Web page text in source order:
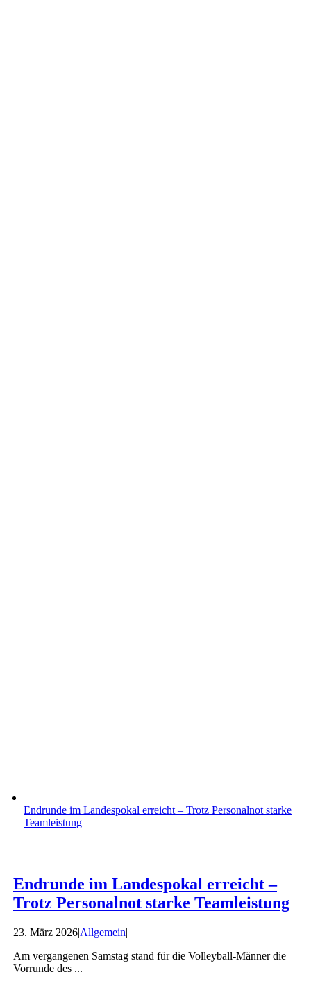
Endrunde im Landespokal erreicht – Trotz Personalnot starke
Teamleistung
Endrunde im Landespokal erreicht –
Trotz Personalnot starke Teamleistung
23. März 2026|Allgemein|
Am vergangenen Samstag stand für die Volleyball-Männer die
Vorrunde des ...